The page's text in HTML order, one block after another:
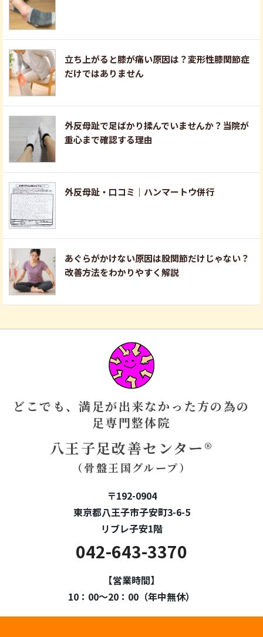
立ち上がると膝が痛い原因は？変形性膝関節症
だけではありません
外反母趾で足ばかり揉んでいませんか？当院が
重心まで確認する理由
外反母趾・口コミ｜ハンマートウ併行
あぐらがかけない原因は股関節だけじゃない？
改善方法をわかりやすく解説
どこでも、満足が出来なかった方の為の
足専門整体院
八王子足改善センター®
（骨盤王国グループ）
〒192-0904
東京都八王子市子安町3-6-5
リブレ子安1階
042-643-3370
【営業時間】
10：00～20：00（年中無休）